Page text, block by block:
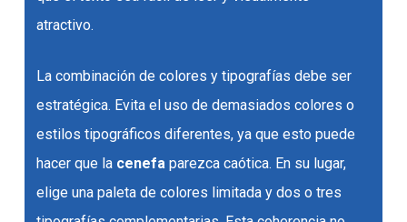
atractivo.
La combinación de colores y tipografías debe ser
estratégica. Evita el uso de demasiados colores o
estilos tipográficos diferentes, ya que esto puede
hacer que la cenefa parezca caótica. En su lugar,
elige una paleta de colores limitada y dos o tres